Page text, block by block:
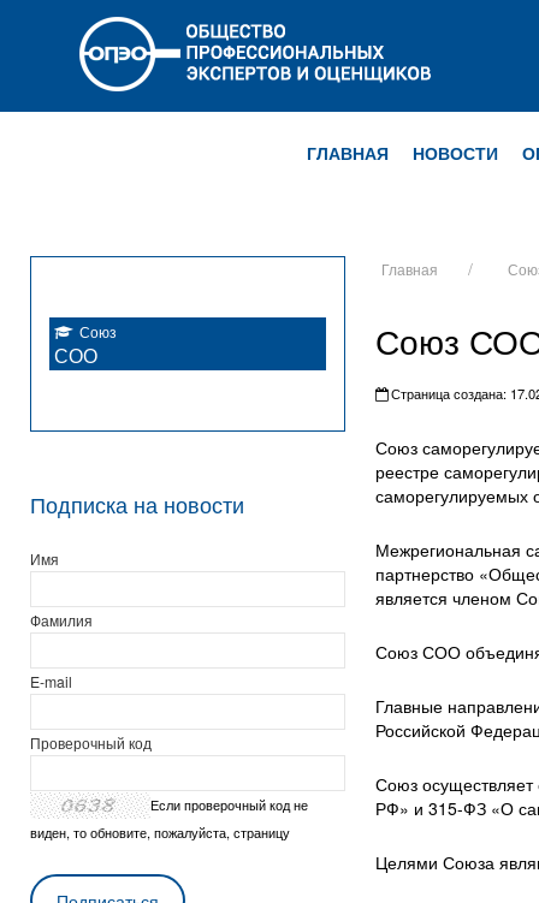
ГЛАВНАЯ НОВОСТИ
Главная
Союз
Страница создана:
Союз
реестре
саморегулируемых
Межрегиональная
партнерство
является членом
Союз СОО
Главные
Российской
Союз осуществляет
РФ» и 315-ФЗ «О
Целями Союза
Союз
СОО
Подписка на новости
Имя
Фамилия
E-mail
Проверочный код
Если проверочный код не
виден, то обновите, пожалуйста, страницу